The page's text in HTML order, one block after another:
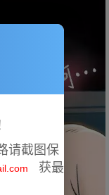
请截图保
获最